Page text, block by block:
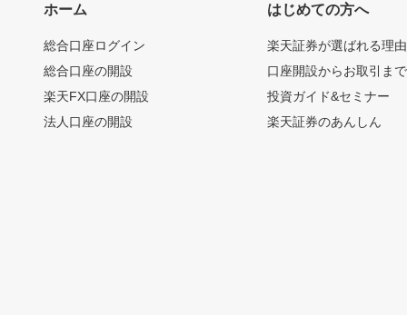
ホーム
総合口座ログイン
総合口座の開設
楽天FX口座の開設
法人口座の開設
はじめての方へ
楽天証券が選ばれる理由
口座開設からお取引ま
投資ガイド&セミナー
楽天証券のあんしん